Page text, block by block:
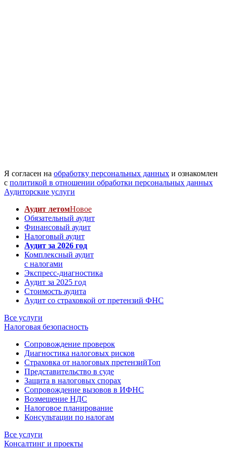
Я согласен на обработку персональных данных и ознакомлен
с политикой в отношении обработки персональных данных
Аудиторские услуги
Аудит летомНовое
Обязательный аудит
Финансовый аудит
Налоговый аудит
Аудит за 2026 год
Комплексный аудит
с налогами
Экспресс-диагностика
Аудит за 2025 год
Стоимость аудита
Аудит со страховкой от претензий ФНС
Все услуги
Налоговая безопасность
Сопровождение проверок
Диагностика налоговых рисков
Страховка от налоговых претензийТоп
Представительство в суде
Защита в налоговых спорах
Сопровождение вызовов в ИФНС
Возмещение НДС
Налоговое планирование
Консультации по налогам
Все услуги
Консалтинг и проекты